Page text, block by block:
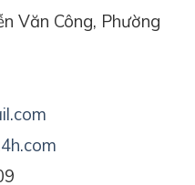
Văn Công, Phường